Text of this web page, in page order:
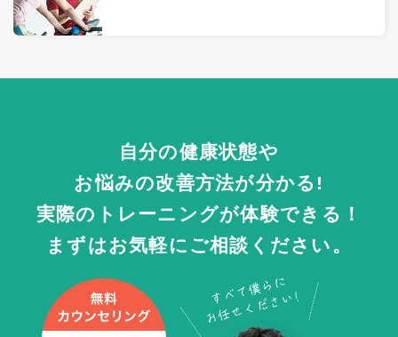
自分の健康状態や
お悩みの改善方法が分かる!
実際のトレーニングが体験できる！
まずはお気軽にご相談ください。